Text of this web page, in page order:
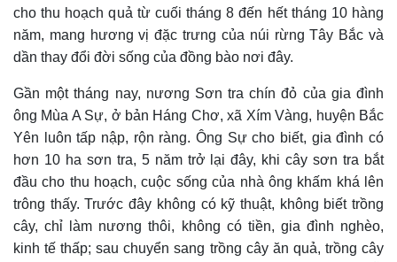
cho thu hoạch quả từ cuối tháng 8 đến hết tháng 10 hàng
năm, mang hương vị đặc trưng của núi rừng Tây Bắc và
dần thay đổi đời sống của đồng bào nơi đây.
Gần một tháng nay, nương Sơn tra chín đỏ của gia đình
ông Mùa A Sự, ở bản Háng Chơ, xã Xím Vàng, huyện Bắc
Yên luôn tấp nập, rộn ràng. Ông Sự cho biết, gia đình có
hơn 10 ha sơn tra, 5 năm trở lại đây, khi cây sơn tra bắt
đầu cho thu hoạch, cuộc sống của nhà ông khấm khá lên
trông thấy. Trướcđây không có kỹ thuật, không biết trồng
cây, chỉ làm nương thôi, không có tiền, gia đình nghèo,
kinh tế thấp; sauchuyển sang trồng cây ăn quả, trồng cây